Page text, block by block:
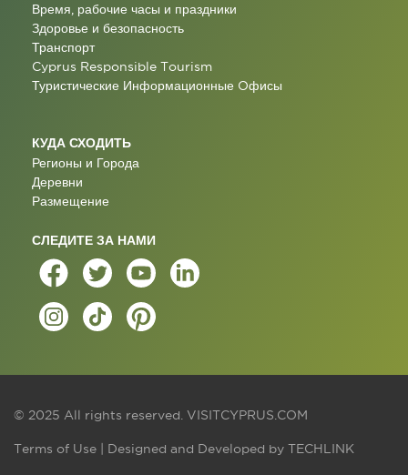
Время, рабочие часы и праздники
Здоровье и безопасность
Транспорт
Cyprus Responsible Tourism
Туристические Информационные Oфисы
КУДА СХОДИТЬ
Регионы и Города
Деревни
Размещение
СЛЕДИТЕ ЗА НАМИ
© 2025 All rights reserved. VISITCYPRUS.COM
Terms of Use | Designed and Developed by TECHLINK